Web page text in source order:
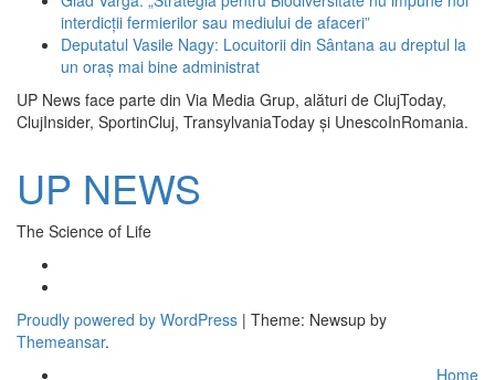
interdicții fermierilor sau mediului de afaceri”
Deputatul Vasile Nagy: Locuitorii din Sântana au dreptul la
un oraș mai bine administrat
UP News face parte din Via Media Grup, alături de ClujToday,
ClujInsider, SportinCluj, TransylvaniaToday și UnescoInRomania.
UP NEWS
The Science of Life
Proudly powered by WordPress | Theme: Newsup by
Themeansar.
Home